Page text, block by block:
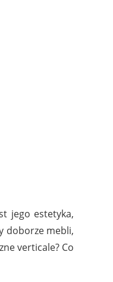
jego estetyka,
doborze mebli,
verticale? Co